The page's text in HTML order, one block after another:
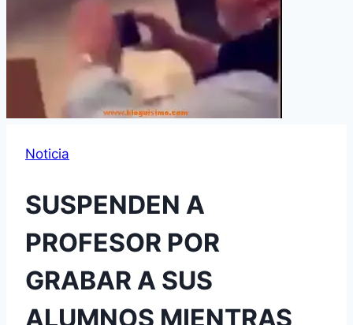
Noticia
SUSPENDEN A
PROFESOR POR
GRABAR A SUS
ALUMNOS MIENTRAS